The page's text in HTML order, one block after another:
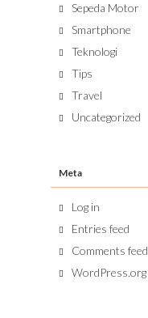
Sepeda Motor
Smartphone
Teknologi
Tips
Travel
Uncategorized
Meta
Log in
Entries feed
Comments feed
WordPress.org